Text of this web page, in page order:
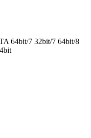
64bit/7 32bit/7 64bit/8